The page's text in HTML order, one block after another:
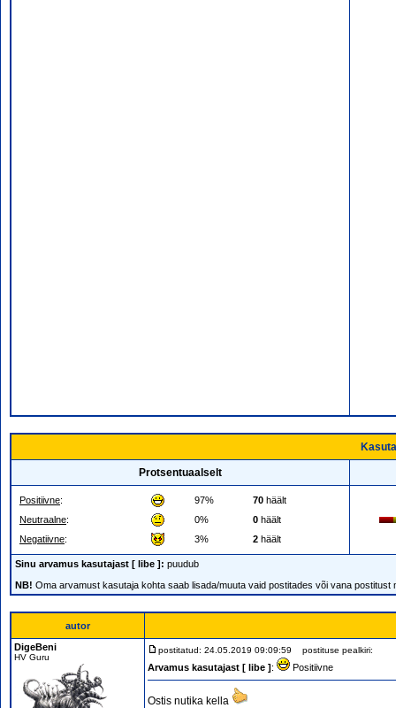
Protsentuaalselt
Positiivne: 97% 70 häält
Neutraalne: 0% 0 häält
Negatiivne: 3% 2 häält
Sinu arvamus kasutajast [ libe ]: puudub
NB! Oma arvamust kasutaja kohta saab lisada/muuta vaid postitades või vana postitust
autor
DigeBeni
HV Guru
postitatud: 24.05.2019 09:09:59 postituse pealkiri:
Arvamus kasutajast [ libe ]: Positiivne
Ostis nutika kella